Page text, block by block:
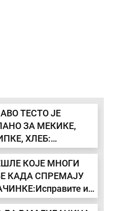
ТЕСТО ЈЕ
ЗА МЕКИКЕ,
ХЛЕБ:
рецепт
посластице,
стоји и до 7 дана
КОЈЕ МНОГИ
КАДА СПРЕМАЈУ
их
савршене